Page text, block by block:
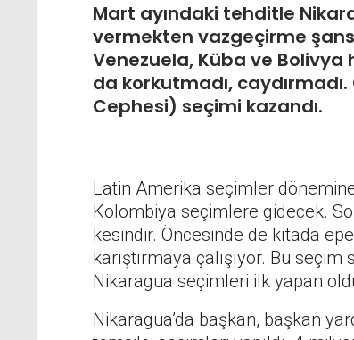
Mart ayındaki tehditle
vermekten vazgeçirme
Venezuela, Küba ve Bolivya
da korkutmadı,
Cephesi) seçimi kazandı.
Latin Amerika seçimler
Kolombiya seçimlere gidecek.
kesindir. Öncesinde de kıtada
karıştırmaya çalışıyor. Bu
Nikaragua seçimleri ilk yapan
Nikaragua’da başkan, başkan